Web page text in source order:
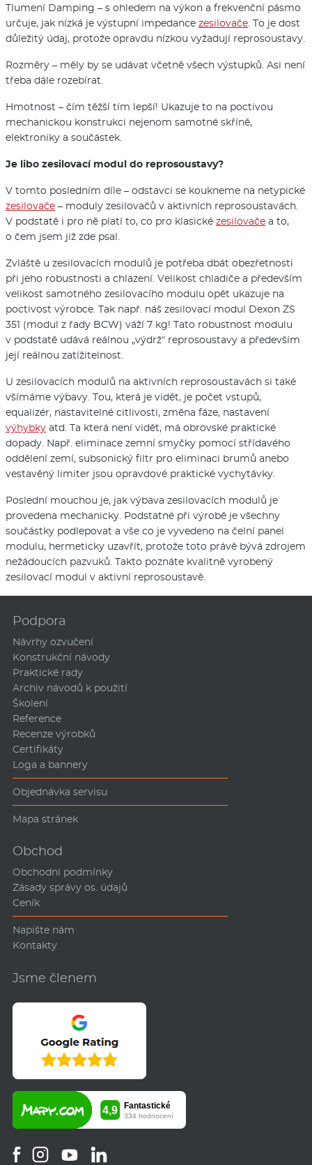
Tlumení Damping – s ohledem na výkon a frekvenční pásmo
určuje, jak nízká je výstupní impedance zesilovače. To je dost
důležitý údaj, protože opravdu nízkou vyžadují reprosoustavy.
Rozměry – měly by se udávat včetně všech výstupků. Asi není
třeba dále rozebírat.
Hmotnost – čím těžší tím lepší! Ukazuje to na poctivou
mechanickou konstrukci nejenom samotné skříně,
elektroniky a součástek.
Je libo zesilovací modul do reprosoustavy?
V tomto posledním díle – odstavci se koukneme na netypické
zesilovače – moduly zesilovačů v aktivních reprosoustavách.
V podstatě i pro ně platí to, co pro klasické zesilovače a to,
o čem jsem již zde psal.
Zvláště u zesilovacích modulů je potřeba dbát obezřetnosti
při jeho robustnosti a chlazení. Velikost chladiče a především
velikost samotného zesilovacího modulu opět ukazuje na
poctivost výrobce. Tak např. náš zesilovací modul Dexon ZS
351 (modul z řady BCW) váží 7 kg! Tato robustnost modulu
v podstatě udává reálnou „výdrž“ reprosoustavy a především
její reálnou zatížitelnost.
U zesilovacích modulů na aktivních reprosoustavách si také
všímáme výbavy. Tou, která je vidět, je počet vstupů,
equalizér, nastavitelné citlivosti, změna fáze, nastavení
výhybky atd. Ta která není vidět, má obrovské praktické
dopady. Např. eliminace zemní smyčky pomocí střídavého
oddělení zemí, subsonický filtr pro eliminaci brumů anebo
vestavěný limiter jsou opravdové praktické vychytávky.
Poslední mouchou je, jak výbava zesilovacích modulů je
provedena mechanicky. Podstatné při výrobě je všechny
součástky podlepovat a vše co je vyvedeno na čelní panel
modulu, hermeticky uzavřít, protože toto právě bývá zdrojem
nežádoucích pazvuků. Takto poznáte kvalitně vyrobený
zesilovací modul v aktivní reprosoustavě.
Podpora
Návrhy ozvučení
Konstrukční návody
Praktické rady
Archiv návodů k použití
Školení
Reference
Recenze výrobků
Certifikáty
Loga a bannery
Objednávka servisu
Mapa stránek
Obchod
Obchodní podmínky
Zásady správy os. údajů
Ceník
Napište nám
Kontakty
Jsme členem